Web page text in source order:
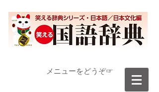
​メニューをどうぞ☞